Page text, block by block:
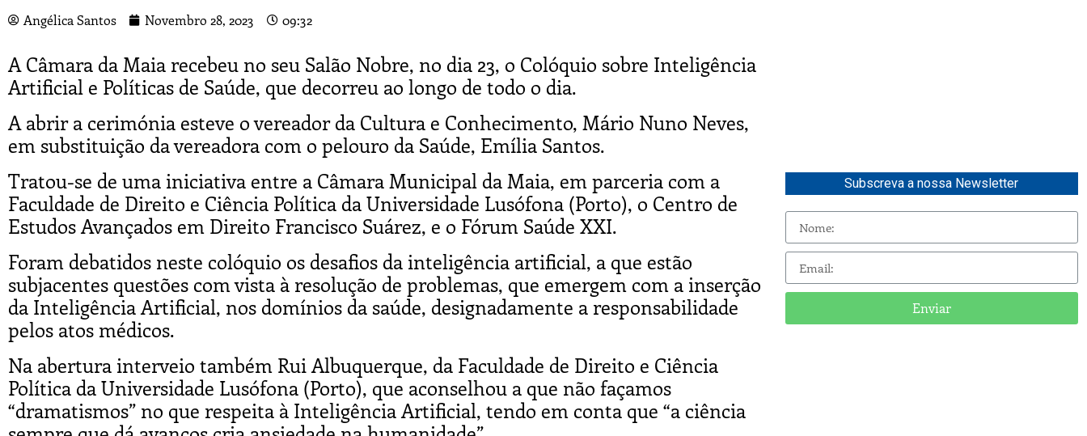
Angélica Santos Novembro 28, 2023 09:32
A Câmara da Maia recebeu no seu Salão Nobre, no dia 23, o Colóquio sobre Inteligência
Artificial e Políticas de Saúde, que decorreu ao longo de todo o dia.
A abrir a cerimónia esteve o vereador da Cultura e Conhecimento, Mário Nuno Neves,
em substituição da vereadora com o pelouro da Saúde, Emília Santos.
Tratou-se de uma iniciativa entre a Câmara Municipal da Maia, em parceria com a
Faculdade de Direito e Ciência Política da Universidade Lusófona (Porto), o Centro de
Estudos Avançados em Direito Francisco Suárez, e o Fórum Saúde XXI.
Foram debatidos neste colóquio os desafios da inteligência artificial, a que estão
subjacentes questões com vista à resolução de problemas, que emergem com a inserção
da Inteligência Artificial, nos domínios da saúde, designadamente a responsabilidade
pelos atos médicos.
Na abertura interveio também Rui Albuquerque, da Faculdade de Direito e Ciência
Política da Universidade Lusófona (Porto), que aconselhou a que não façamos
“dramatismos” no que respeita à Inteligência Artificial, tendo em conta que “a ciência
Subscreva a nossa Newsletter
Enviar